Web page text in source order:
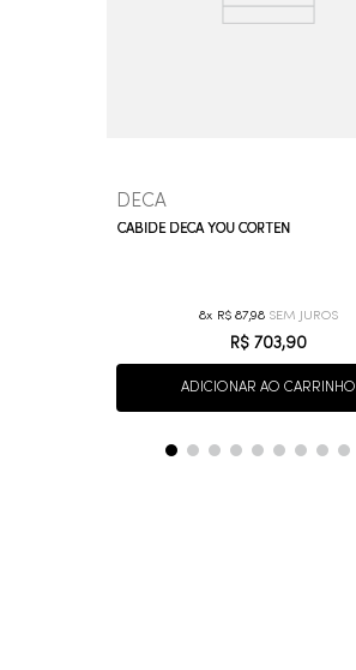
DECA
CABIDE DECA YOU CORTEN
8 R$ 87,98
R$ 703,90
ADICIONAR AO CARRINHO